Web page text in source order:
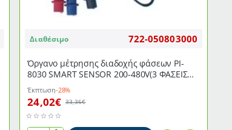
Διαθέσιμο 722-050803000
Όργανο μέτρησης διαδοχής φάσεων PI-
8030 SMART SENSOR 200-480V(3 ΦΑΣΕΙΣ
AC) 20-400Hz
Έκπτωση-28%
24,02€ 33,36€